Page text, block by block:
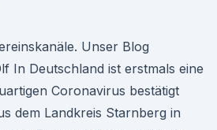
Unser Blog
In Deutschland ist erstmals eine
Coronavirus bestätigt
dem Landkreis Starnberg in